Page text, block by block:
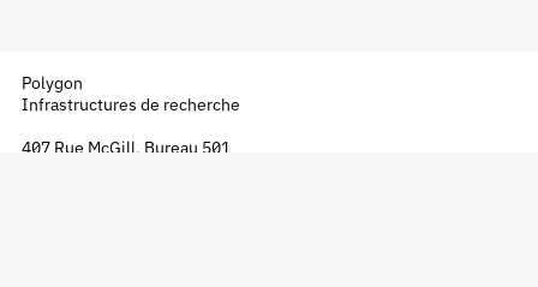
Polygon
Infrastructures de recherche
407 Rue McGill, Bureau 501